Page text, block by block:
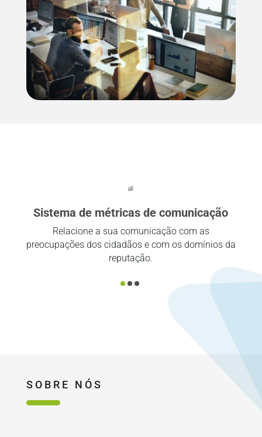
Sistema de métricas de comunicação
Relacione a sua comunicação com as
preocupações dos cidadãos e com os domínios da
reputação.
SOBRE NÓS